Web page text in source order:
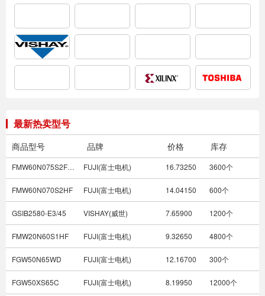
最新热卖型号
商品型号 品牌 价格 库存
FMH07N90E
34.76450 1800个
FGW75XS120C
VS-EPU6006-N3 VISHAY(威世) 7.62450 9000个
FUJI(富士电机) 16.73250 3600个
FMW60N070S2HF FUJI(富士电机) 14.04150 600个
GSIB2580-E3/45 VISHAY(威世) 7.65900 1200个
FMW20N60S1HF FUJI(富士电机) 9.32650 4800个
FGW50N65WD FUJI(富士电机) 12.16700 300个
FGW50XS65C FUJI(富士电机) 8.19950 12000个